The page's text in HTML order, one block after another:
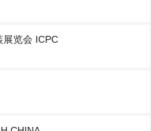
展览会 ICPC